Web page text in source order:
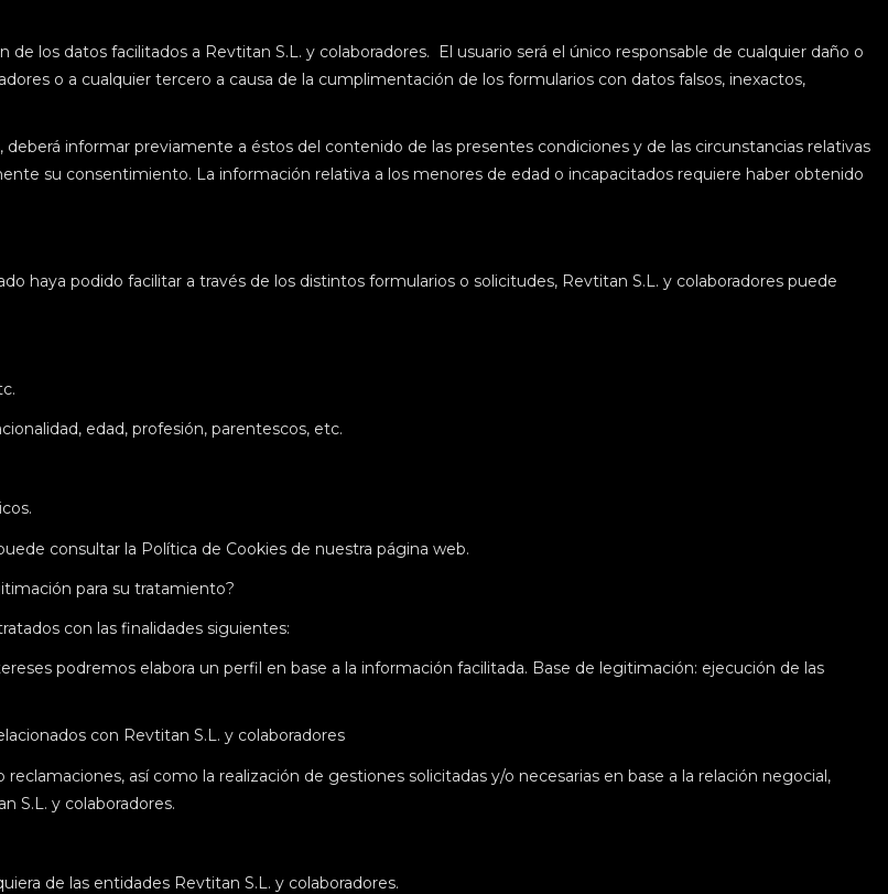
los datos facilitados a Revtitan S.L. y colaboradores. El usuario será el único responsable de cualquier daño o
o a cualquier tercero a causa de la cumplimentación de los formularios con datos falsos, inexactos,
informar previamente a éstos del contenido de las presentes condiciones y de las circunstancias relativas
su consentimiento. La información relativa a los menores de edad o incapacitados requiere haber obtenido
haya podido facilitar a través de los distintos formularios o solicitudes, Revtitan S.L. y colaboradores puede
edad, profesión, parentescos, etc.
consultar la Política de Cookies de nuestra página web.
para su tratamiento?
con las finalidades siguientes:
podremos elabora un perfil en base a la información facilitada. Base de legitimación: ejecución de las
con Revtitan S.L. y colaboradores
así como la realización de gestiones solicitadas y/o necesarias en base a la relación negocial,
S.L. y colaboradores.
de las entidades Revtitan S.L. y colaboradores.